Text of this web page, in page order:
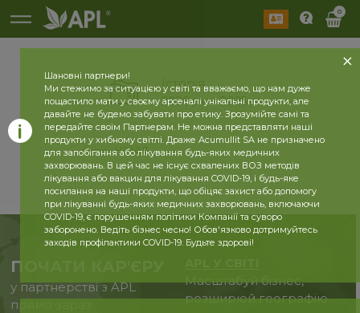
0
Історія
2026 рік 2025 рік
назад
ПОЧАТИ КАР'ЄРУ
у партнерстві з APL
прямо зараз
Масштабуй бізнес,
розширюй географію.
Шановні партнери!
Ми стежимо за ситуацією у світі та вважаємо, що нам дуже
пощастило мати у своєму арсеналі унікальні продукти, але
давайте не будемо забувати про етику. Зрозумійте самі та
передайте своїм Партнерам. Не можна представляти наші
продукти у хибному світлі. Драже Acumullit SA не призначено
для запобігання або лікування будь-яких медичних
захворювань. В цей час не існує схвалених ВОЗ методів
лікування або вакцин для лікування COVID-19, і будь-яке
посилання на наші продукти, що обіцяє захист або допомогу
при лікуванні будь-яких медичних захворювань, включаючи
COVID-19, є порушенням політики Компанії та суворо
заборонено. Ведіть бізнес чесно! Обов'язково дотримуйтесь
заходів профілактики COVID-19. Будьте здорові!